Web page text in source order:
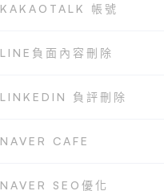
KAKAOTALK 帳號
LINE負面內容刪除
LINKEDIN 負評刪除
NAVER CAFE
NAVER SEO優化